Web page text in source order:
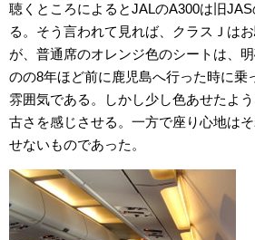
聴くところによるとJALのA300は旧
る。そう言われて見れば、クラスＪは
が、普通席のオレンジ色のシートは、
のの8年ほど前に鹿児島へ行った時に乗
雰囲気である。しかし少し色あせたよ
古さを感じさせる。一方で座り心地は
せないものであった。